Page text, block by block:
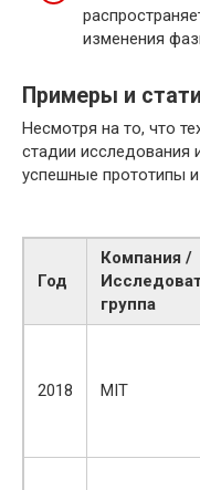
изменения
Примеры и
Несмотря на то, что
стадии исследования
успешные прототипы
Год
Компания /
группа
2018 MIT